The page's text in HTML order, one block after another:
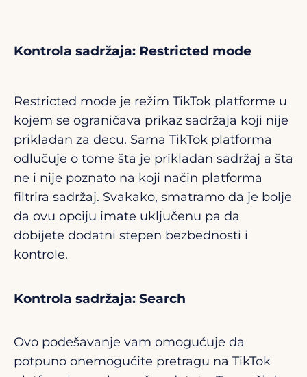
Kontrola sadržaja: Restricted mode
Restricted mode je režim TikTok platforme u
kojem se ograničava prikaz sadržaja koji nije
prikladan za decu. Sama TikTok platforma
odlučuje o tome šta je prikladan sadržaj a šta
ne i nije poznato na koji način platforma
filtrira sadržaj. Svakako, smatramo da je bolje
da ovu opciju imate uključenu pa da
dobijete dodatni stepen bezbednosti i
kontrole.
Kontrola sadržaja: Search
Ovo podešavanje vam omogućuje da
potpuno onemogućite pretragu na TikTok